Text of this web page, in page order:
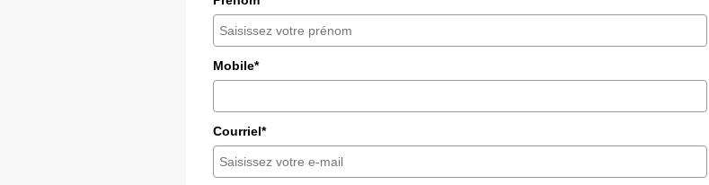
Mobile*
Courriel*